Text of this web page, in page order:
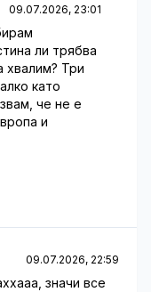
09.07.2026, 23:01
ли трябва
хвалим? Три
като
че не е
и
09.07.2026, 22:59
значи все